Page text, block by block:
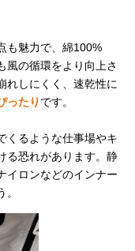
も魅力で、綿100%
風の循環をより向上さ
れしにくく、速乾性に
ったり です。
くるような仕事場やキ
る恐れがあります。静
イロンなどのインナー